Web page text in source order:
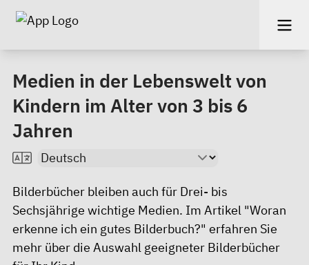
Medien in der Lebenswelt von
Kindern im Alter von 3 bis 6
Jahren
Bilderbücher bleiben auch für Drei- bis
Sechsjährige wichtige Medien. Im Artikel "Woran
erkenne ich ein gutes Bilderbuch?" erfahren Sie
mehr über die Auswahl geeigneter Bilderbücher